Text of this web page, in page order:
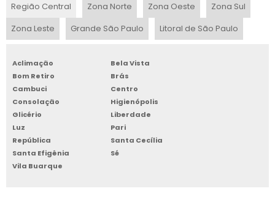
ELEVADOR MANUAL RESIDENCIAL
ELEVADOR RESIDENCIAL NANO LIFT
ELEVADOR PARA CARGAS PEQUENAS
ELEVADOR ACESSIBILIDADE
ELEVADOR PARA CLÍNICA
Região Central Zona Norte Zona Oeste
Zona Sul
Zona Leste
Grande São Paulo Litoral de São Paulo
Aclimação
Bela Vista
Bom Retiro
Brás
Cambuci
Centro
Consolação
Higienópolis
Glicério
Liberdade
Luz
Pari
República
Santa Cecília
Santa Efigênia
Sé
Vila Buarque